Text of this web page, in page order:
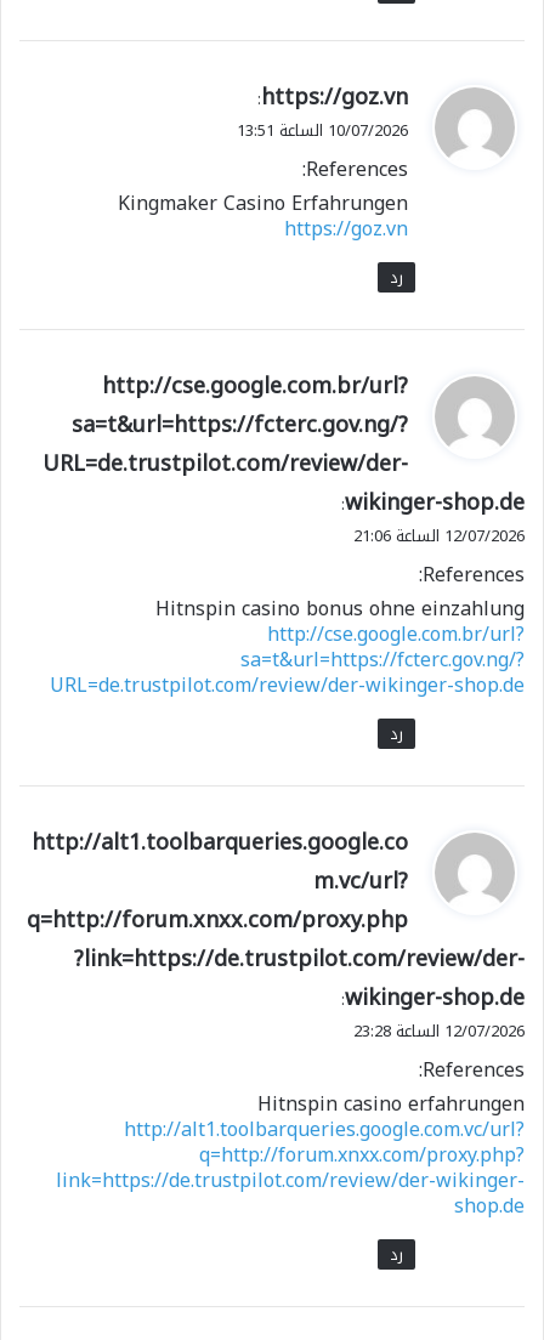
ي
ق
ل
https://goz.vn
:
10/07/2026 الساعة 13:51
References:
Kingmaker Casino Erfahrungen
https://goz.vn
رد
ي
ق
و
ل
http://cse.google.com.br/url?
sa=t&url=https://fcterc.gov.ng/?
URL=de.trustpilot.com/review/der-
wikinger-shop.de
:
12/07/2026 الساعة 21:06
References:
Hitnspin casino bonus ohne einzahlung
http://cse.google.com.br/url?
sa=t&url=https://fcterc.gov.ng/?
URL=de.trustpilot.com/review/der-wikinger-shop.de
رد
ي
ق
و
ل
http://alt1.toolbarqueries.google.co
m.vc/url?
q=http://forum.xnxx.com/proxy.php
?link=https://de.trustpilot.com/review/der-
wikinger-shop.de
:
12/07/2026 الساعة 23:28
References:
Hitnspin casino erfahrungen
http://alt1.toolbarqueries.google.com.vc/url?
q=http://forum.xnxx.com/proxy.php?
link=https://de.trustpilot.com/review/der-wikinger-
shop.de
رد